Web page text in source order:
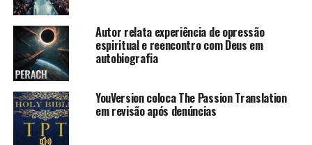
Autor relata experiência de opressão
espiritual e reencontro com Deus em
autobiografia
YouVersion coloca The Passion Translation
em revisão após denúncias